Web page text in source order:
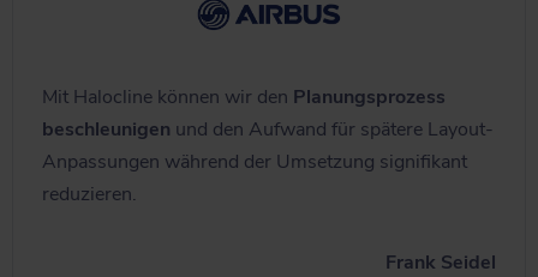
Mit Halocline können wir den Planungsprozess
beschleunigen und den Aufwand für spätere Layout-
Anpassungen während der Umsetzung signifikant
reduzieren.
Frank Seidel